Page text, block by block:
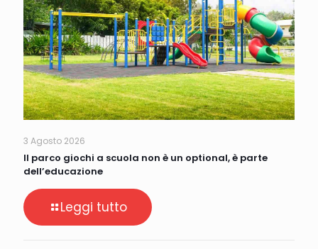
3 Agosto 2026
Il parco giochi a scuola non è un optional, è parte
dell’educazione
Leggi tutto